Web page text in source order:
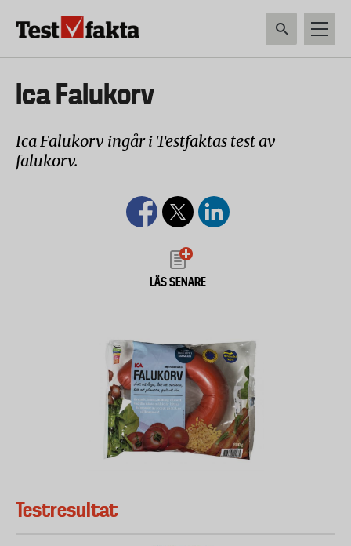
Huvudmeny
ny
Ica Falukorv
Ica Falukorv ingår i Testfaktas test av
falukorv.
LÄS SENARE
Testresultat